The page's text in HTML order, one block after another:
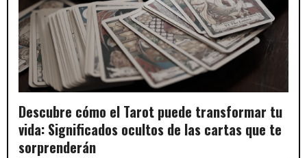
Descubre cómo el Tarot puede transformar tu
vida: Significados ocultos de las cartas que te
sorprenderán